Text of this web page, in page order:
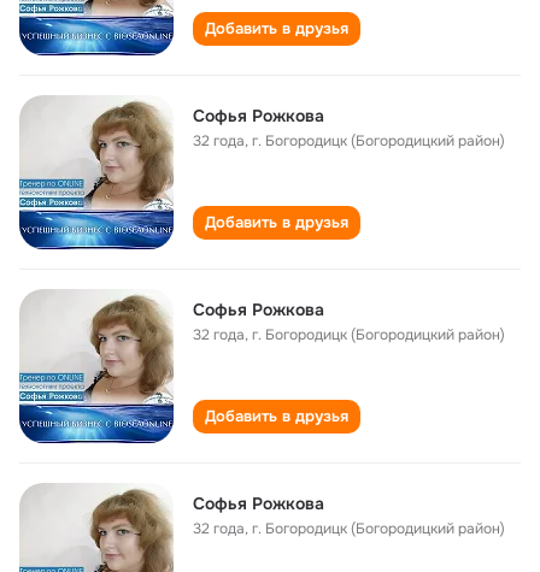
Добавить в друзья
Софья Рожкова
32 года,г. Богородицк (Богородицкий район)
Добавить в друзья
Софья Рожкова
32 года,г. Богородицк (Богородицкий район)
Добавить в друзья
Софья Рожкова
32 года,г. Богородицк (Богородицкий район)